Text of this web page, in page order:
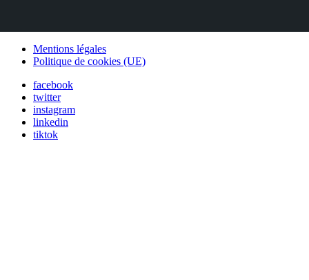
Mentions légales
Politique de cookies (UE)
facebook
twitter
instagram
linkedin
tiktok